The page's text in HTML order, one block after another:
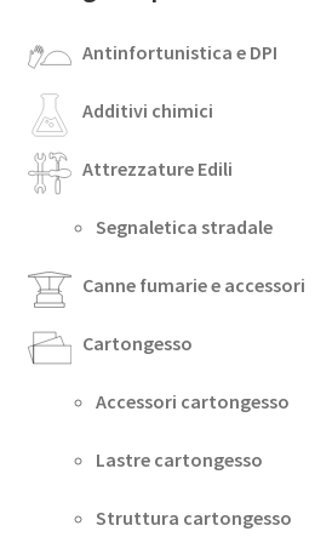
Antinfortunistica e DPI
Additivi chimici
Attrezzature Edili
Segnaletica stradale
Canne fumarie e accessori
Cartongesso
Accessori cartongesso
Lastre cartongesso
Struttura cartongesso